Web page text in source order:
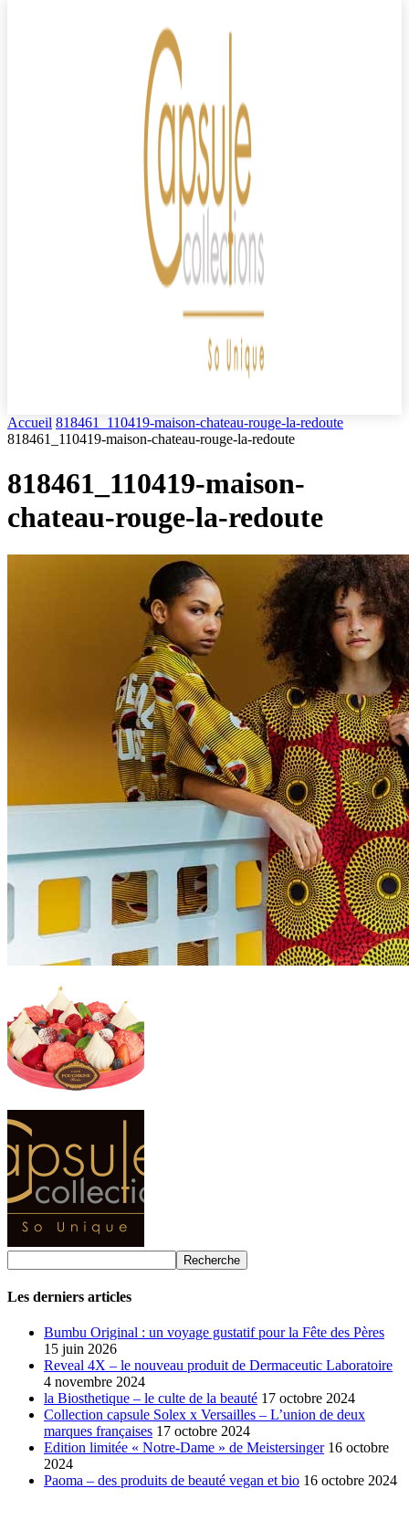
Accueil 818461_110419-maison-chateau-rouge-la-redoute
818461_110419-maison-chateau-rouge-la-redoute
818461_110419-maison-
chateau-rouge-la-redoute
Les derniers articles
Bumbu Original : un voyage gustatif pour la Fête des Pères
15 juin 2026
Reveal 4X – le nouveau produit de Dermaceutic Laboratoire
4 novembre 2024
la Biosthetique – le culte de la beauté 17 octobre 2024
Collection capsule Solex x Versailles – L’union de deux
marques françaises 17 octobre 2024
Edition limitée « Notre-Dame » de Meistersinger 16 octobre
2024
Paoma – des produits de beauté vegan et bio 16 octobre 2024